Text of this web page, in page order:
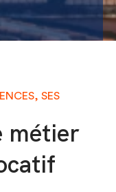
SES
métier